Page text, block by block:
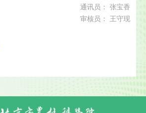
通讯员： 张宝香
审核员： 王守现